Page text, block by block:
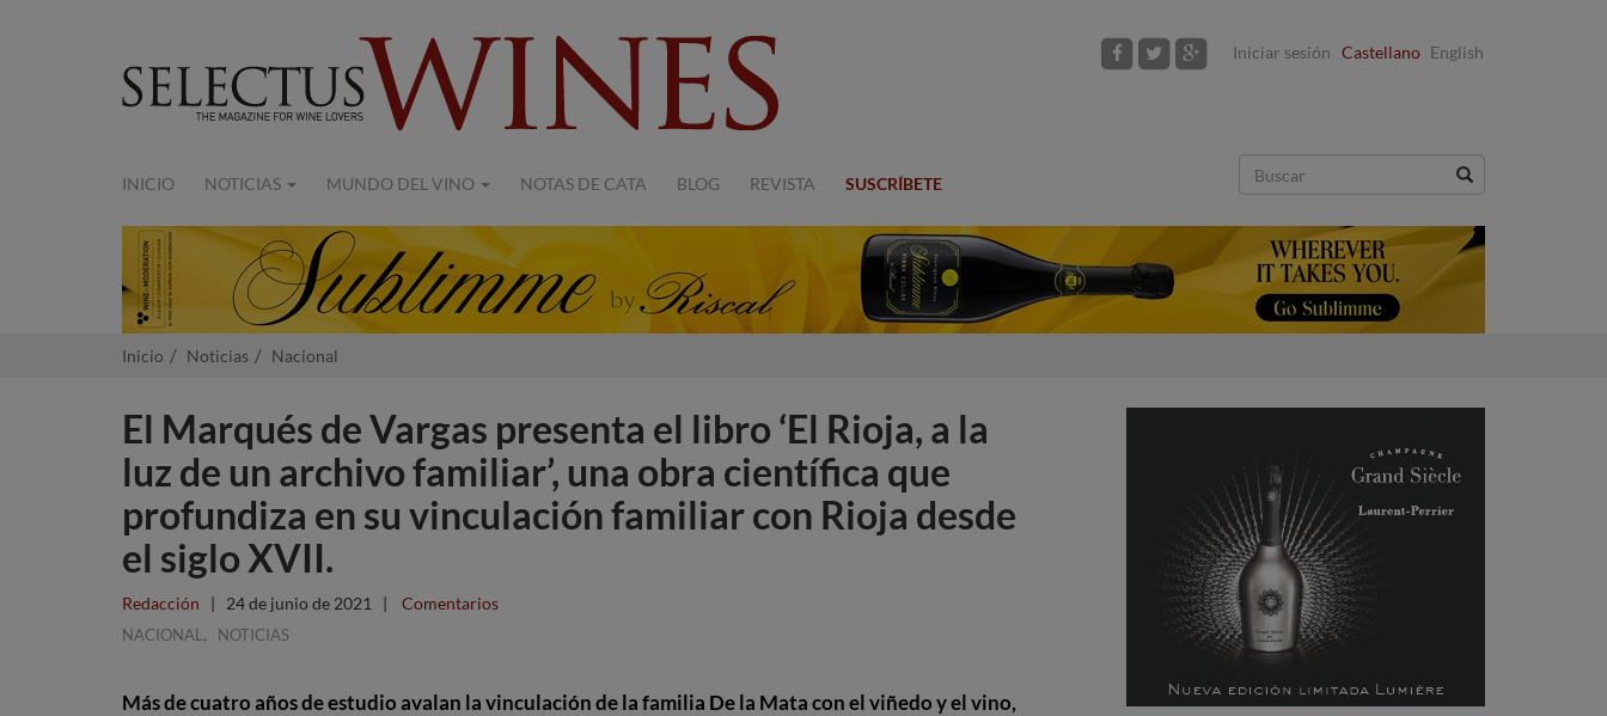
Iniciar sesión Castellano English
INICIO NOTICIAS MUNDO DEL VINO NOTAS DE CATA BLOG REVISTA SUSCRÍBETE
Inicio Noticias Nacional
El Marqués de Vargas presenta el libro ‘El Rioja, a la
luz de un archivo familiar’, una obra científica que
profundiza en su vinculación familiar con Rioja desde
el siglo XVII.
Redacción | 24 de junio de 2021 | Comentarios
NACIONAL , NOTICIAS
Más de cuatro años de estudio avalan la vinculación de la familia De la Mata con el viñedo y el vino,